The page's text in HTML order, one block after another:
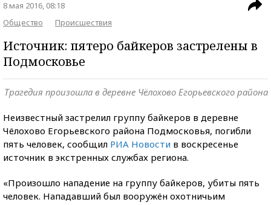
8 мая 2016, 08:18
Общество
Происшествия
Источник: пятеро байкеров застрелены в
Подмосковье
Трагедия произошла в деревне Чёлохово Егорьевского района
Неизвестный застрелил группу байкеров в деревне
Чёлохово Егорьевского района Подмосковья, погибли
пять человек, сообщил РИА Новости в воскресенье
источник в экстренных службах региона.
«Произошло нападение на группу байкеров, убиты пять
человек. Нападавший был вооружён охотничьим